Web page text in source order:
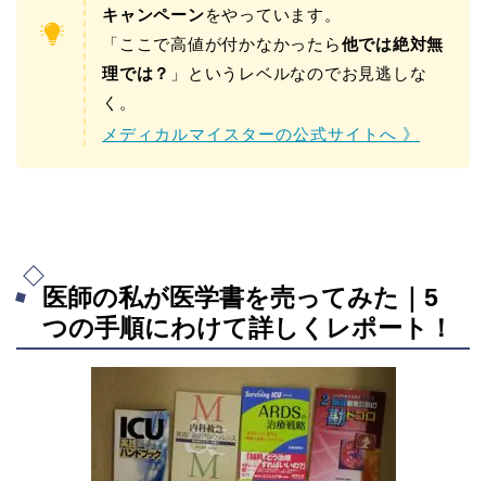
キャンペーンをやっています。
「ここで高値が付かなかったら他では絶対無
理では？ 」というレベルなのでお見逃しな
く。
メディカルマイスターの公式サイトへ 》
医師の私が医学書を売ってみた｜5
つの手順にわけて詳しくレポート！